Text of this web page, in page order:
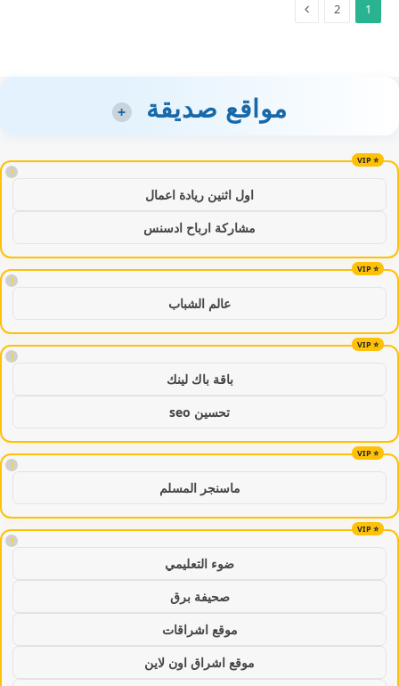
1
2
مواقع صديقة +
!
اول اثنين ريادة اعمال
مشاركة ارباح ادسنس
!
عالم الشباب
!
باقة باك لينك
تحسين seo
!
ماسنجر المسلم
!
ضوء التعليمي
صحيفة برق
موقع اشراقات
موقع اشراق اون لاين